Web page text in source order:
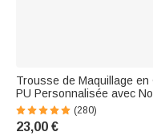
Trousse de Maquillage en
PU Personnalisée avec
et Fleurs de Naissance
Personnage Cartoon
d’Anniversaire pour
(280)
23,00 €